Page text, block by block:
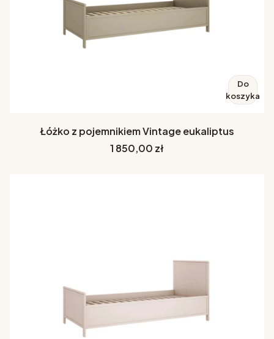
Do
koszyka
Łóżko z pojemnikiem Vintage eukaliptus
Cena
1 850,00 zł